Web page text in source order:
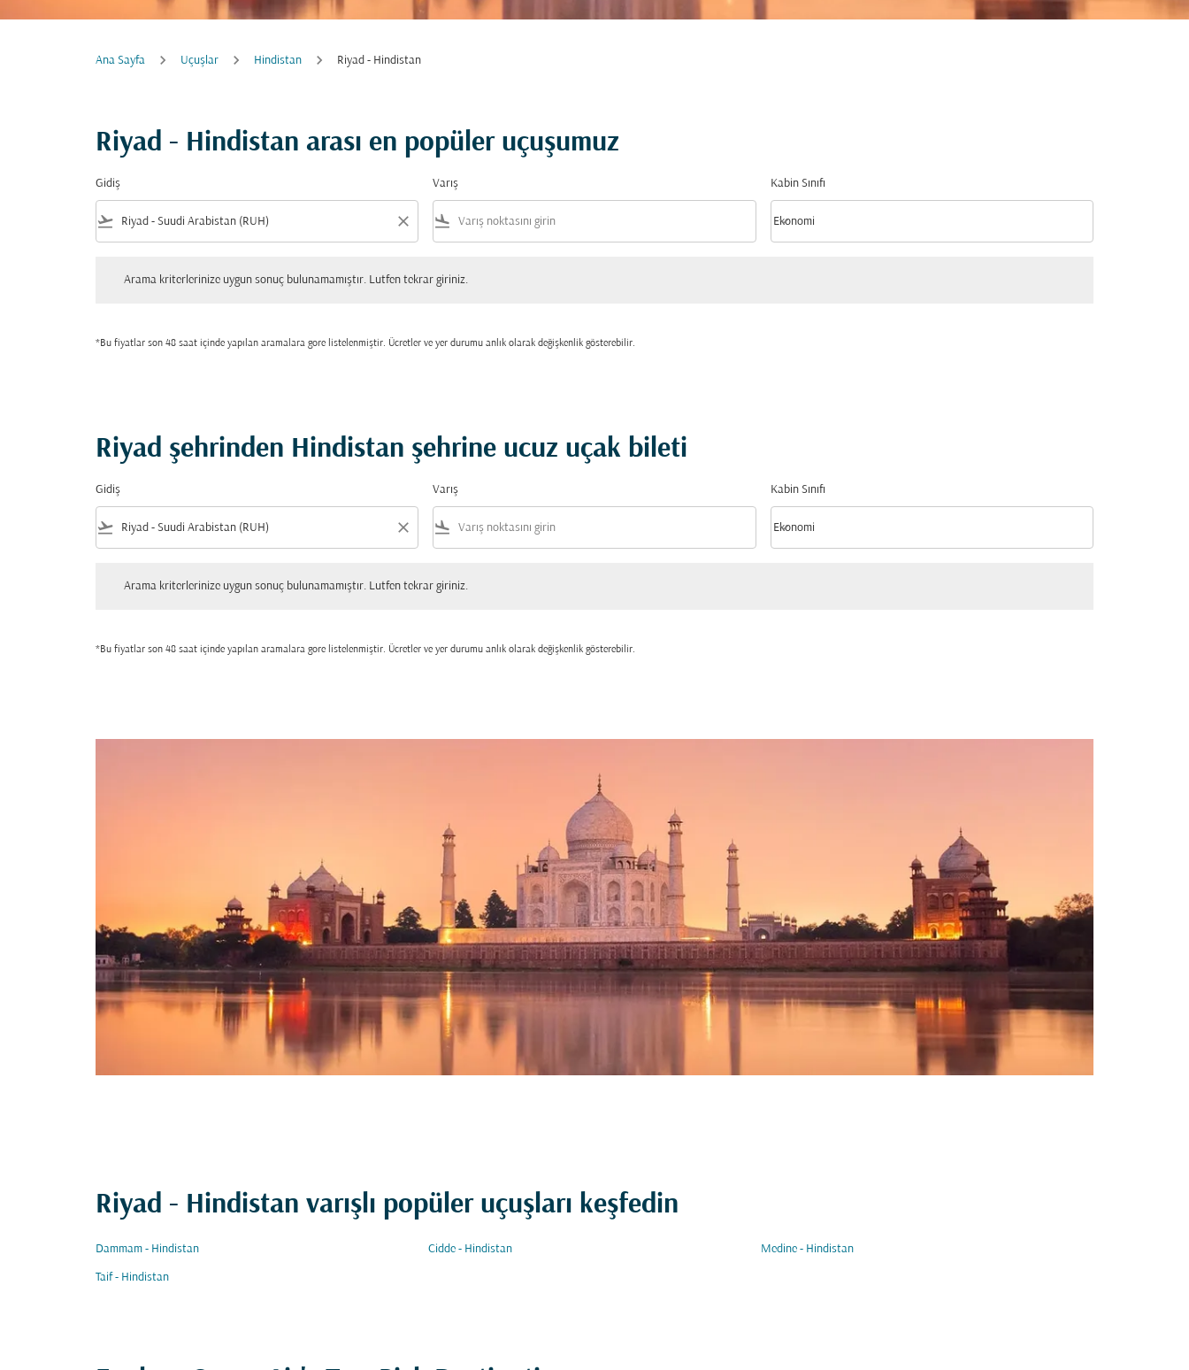
Ana Sayfa Uçuşlar Hindistan Riyad - Hindistan
Riyad - Hindistan arası en popüler uçuşumuz
Gidiş
flight_takeoff close
Varış
flight_land
Kabin Sınıfı
Kabin Sınıfı option Ekonomi Selected
Ekonomi
keyboard_arrow_down
Arama kriterlerinize uygun sonuç bulunamamıştır. Lutfen tekrar giriniz.
*Bu fiyatlar son 48 saat içinde yapılan aramalara gore listelenmiştir. Ücretler ve yer durumu anlık olarak değişkenlik gösterebilir.
Riyad şehrinden Hindistan şehrine ucuz uçak bileti
Gidiş
flight_takeoff close
Varış
flight_land
Kabin Sınıfı
Kabin Sınıfı option Ekonomi Selected
Ekonomi
keyboard_arrow_down
Arama kriterlerinize uygun sonuç bulunamamıştır. Lutfen tekrar giriniz.
*Bu fiyatlar son 48 saat içinde yapılan aramalara gore listelenmiştir. Ücretler ve yer durumu anlık olarak değişkenlik gösterebilir.
Riyad - Hindistan varışlı popüler uçuşları keşfedin
Dammam - Hindistan Cidde - Hindistan Medine - Hindistan
Taif - Hindistan